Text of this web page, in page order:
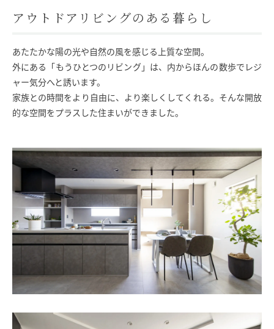
SAWAMURA不動産
アウトドアリビングのある暮らし
あたたかな陽の光や自然の風を感じる上質な空間。
外にある「もうひとつのリビング」は、内からほんの数歩でレジ
ャー気分へと誘います。
家族との時間をより自由に、より楽しくしてくれる。そんな開放
的な空間をプラスした住まいができました。